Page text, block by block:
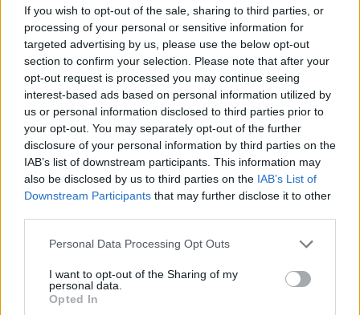
If you wish to opt-out of the sale, sharing to third parties, or
processing of your personal or sensitive information for
targeted advertising by us, please use the below opt-out
section to confirm your selection. Please note that after your
opt-out request is processed you may continue seeing
interest-based ads based on personal information utilized by
us or personal information disclosed to third parties prior to
your opt-out. You may separately opt-out of the further
disclosure of your personal information by third parties on the
IAB’s list of downstream participants. This information may
also be disclosed by us to third parties on the IAB’s List of
Downstream Participants that may further disclose it to other
Please note that this website/app uses one or more Google
not limited to your visit or usage behaviour. You may click to
grant or deny consent to Google and its third-party tags to
use your data for below specified purposes in below Google
Personal Data Processing Opt Outs
I want to opt-out of the Sharing of my
personal data.
Opted In